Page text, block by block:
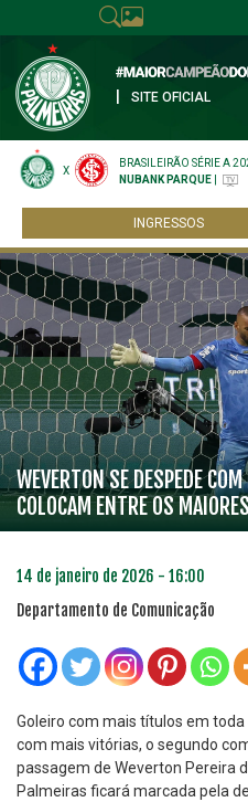
SITE OFICIAL
X
BRASILEIRÃO SÉRIE A
NUBANK PARQUE
INGRESSOS
WEVERTON SE DESPEDE
COLOCAM ENTRE OS
14 de janeiro de 2026 - 16:00
Departamento de Comunicação
Goleiro com mais títulos em
com mais vitórias, o segundo
passagem de Weverton Pereira
Palmeiras ficará marcada pela